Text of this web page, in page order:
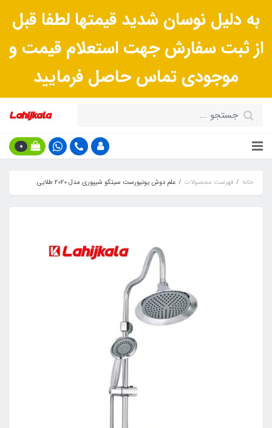
به دلیل نوسان شدید قیمتها لطفا قبل
از ثبت سفارش جهت استعلام قیمت و
موجودی تماس حاصل فرمایید
0
خانه فهرست محصولات علم دوش یونیورست سیتکو شیپوری مدل 2020 طلایی